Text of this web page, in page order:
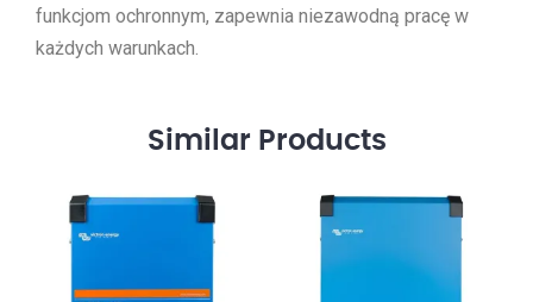
funkcjom ochronnym, zapewnia niezawodną pracę w
każdych warunkach.
Similar Products